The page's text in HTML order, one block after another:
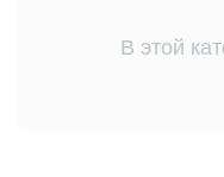
В этой